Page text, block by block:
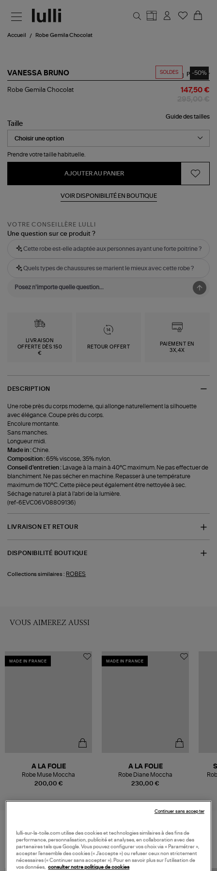
Accueil Robe Gemila Chocolat
SOLDES -50%
VANESSA BRUNO
Robe
Partager
Robe Gemila Chocolat 147,50 €
Guide des tailles
Taille
Prendre votre taille habituelle.
AJOUTER AU PANIER
VOIR DISPONIBILITÉ EN BOUTIQUE
VOTRE CONSEILLÈRE LULLI
Une question sur ce produit ?
Cette robe est-elle adaptée aux personnes ayant une forte poitrine ?
Quels types de chaussures se marient le mieux avec cette robe ?
LIVRAISON
OFFERTE DÈS 150
€
RETOUR OFFERT
PAIEMENT EN
3X,4X
DESCRIPTION
Une robe près du corps moderne, qui allonge naturellement la silhouette
avec élégance. Coupe près du corps.
Encolure montante.
Sans manches.
Longueur midi.
Made in :Chine.
Composition :65% viscose, 35% nylon.
Conseil d'entretien : Lavage à la main à 40°C maximum. Ne pas effectuer de
blanchiment. Ne pas sécher en machine. Repasser à une température
maximum de 110°C. Cette pièce peut également être nettoyée à sec.
Séchage naturel à plat à l'abri de la lumière.
(ref-6EVC06V08809136)
LIVRAISON ET RETOUR
DISPONIBILITÉ BOUTIQUE
Collections similaires : ROBES
VOUS AIMEREZ AUSSI
MADE IN FRANCE
200,00 €
A LA FOLIE
Robe Muse Moccha
MADE IN FRANCE
230,00 €
A LA FOLIE
Robe Diane Moccha
VOS DERNIERS PRODUITS VUS
lulli-sur-la-toile.com utilise des cookies et technologies similaires à des fins de
performance, personnalisation, publicité et analyses, en collaboration avec des
partenaires tels que Google. Vous pouvez configurer vos choix via « Paramétrer »,
accepter l’ensemble des cookies (« J’accepte ») ou refuser ceux non strictement
nécessaires (« Continuer sans accepter »). Pour en savoir plus sur l’utilisation de
vos données, consulter notre politique de cookies
Continuer sans accepter